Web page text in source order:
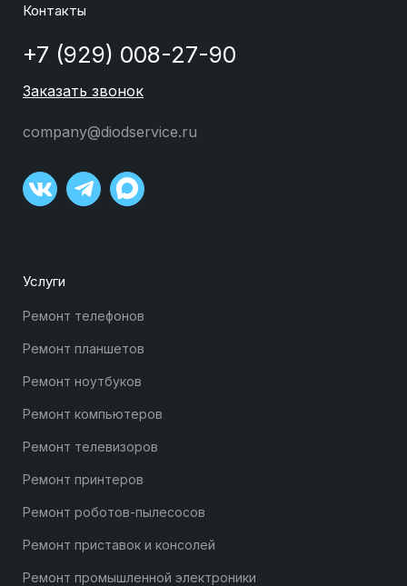
Контакты
+7 (929) 008-27-90
Заказать звонок
company@diodservice.ru
Услуги
Ремонт телефонов
Ремонт планшетов
Ремонт ноутбуков
Ремонт компьютеров
Ремонт телевизоров
Ремонт принтеров
Ремонт роботов-пылесосов
Ремонт приставок и консолей
Ремонт промышленной электроники